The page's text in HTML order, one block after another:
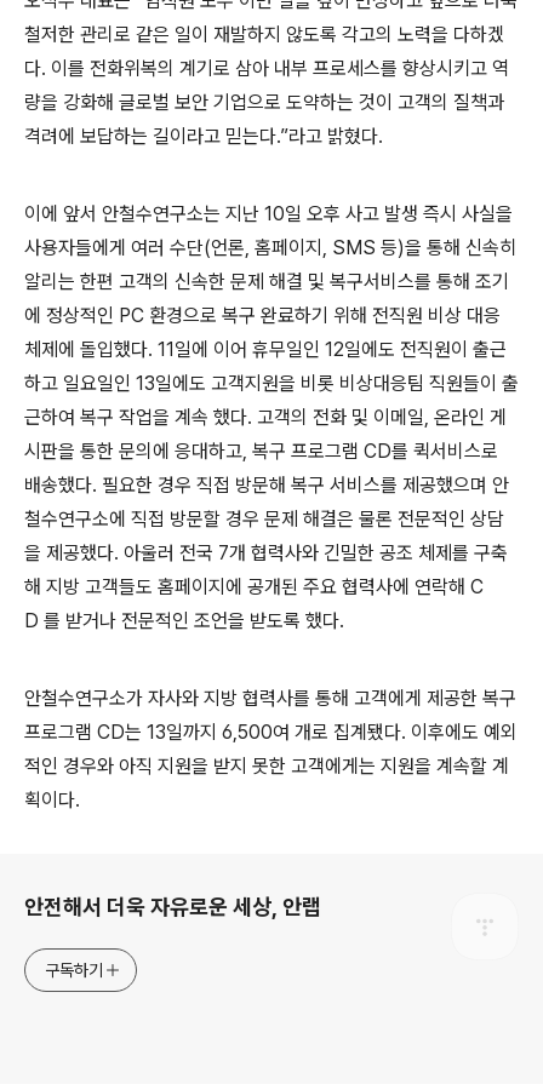
철저한 관리로 같은 일이 재발하지 않도록 각고의 노력을 다하겠
다. 이를 전화위복의 계기로 삼아 내부 프로세스를 향상시키고 역
량을 강화해 글로벌 보안 기업으로 도약하는 것이 고객의 질책과
격려에 보답하는 길이라고 믿는다.”라고 밝혔다.
이에 앞서 안철수연구소는 지난 10일 오후 사고 발생 즉시 사실을
사용자들에게 여러 수단(언론, 홈페이지 , SMS 등)을 통해 신속히
알리는 한편 고객의 신속한 문제 해결 및 복구서비스를 통해 조기
에 정상적인 PC 환경으로 복구 완료하기 위해 전직원 비상 대응
체제에 돌입했다. 11일에 이어 휴무일인 12일에도 전직원이 출근
하고 일요일인 13일에도 고객지원을 비롯 비상대응팀 직원들이 출
근하여 복구 작업을 계속 했다. 고객의 전화 및 이메일, 온라인 게
시판을 통한 문의에 응대하고, 복구 프로그램 CD를 퀵서비스로
배송했다. 필요한 경우 직접 방문해 복구 서비스를 제공했으며 안
철수연구소에 직접 방문할 경우 문제 해결은 물론 전문적인 상담
을 제공했다. 아울러 전국 7개 협력사와 긴밀한 공조 체제를 구축
해 지방 고객들도 홈페이지에 공개된 주요 협력사에 연락해 C
D 를 받거나 전문적인 조언을 받도록 했다.
안철수연구소가 자사와 지방 협력사를 통해 고객에게 제공한 복구
프로그램 CD는 13일까지 6,500여 개로 집계됐다. 이후에도 예외
적인 경우와 아직 지원을 받지 못한 고객에게는 지원을 계속할 계
획이다.
안전해서 더욱 자유로운 세상, 안랩
구독하기